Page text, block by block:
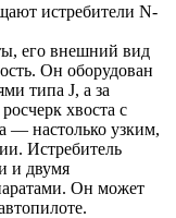
истребители N-
его внешний вид
Он оборудован
типа J, а за
хвоста с
— настолько узким,
Истребитель
и двумя
Он может